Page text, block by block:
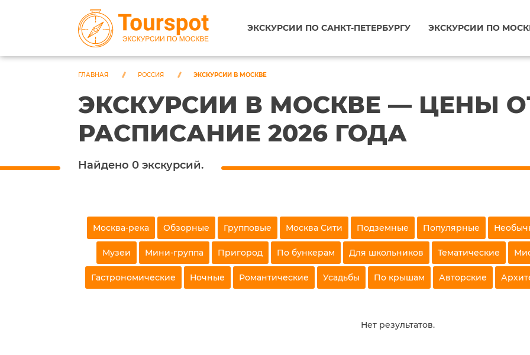
ЭКСКУРСИИ ПО САНКТ-ПЕТЕРБУРГУ ЭКСКУРСИИ ПО
ГЛАВНАЯ РОССИЯ ЭКСКУРСИИ В МОСКВЕ
ЭКСКУРСИИ В МОСКВЕ — ЦЕНЫ
РАСПИСАНИЕ 2026 ГОДА
Найдено 0 экскурсий.
Москва-река Обзорные Групповые Москва Сити Подземные Популярные
Музеи Мини-группа Пригород По бункерам Для школьников Тематические
Гастрономические Ночные Романтические Усадьбы По крышам Авторские
Нет результатов.